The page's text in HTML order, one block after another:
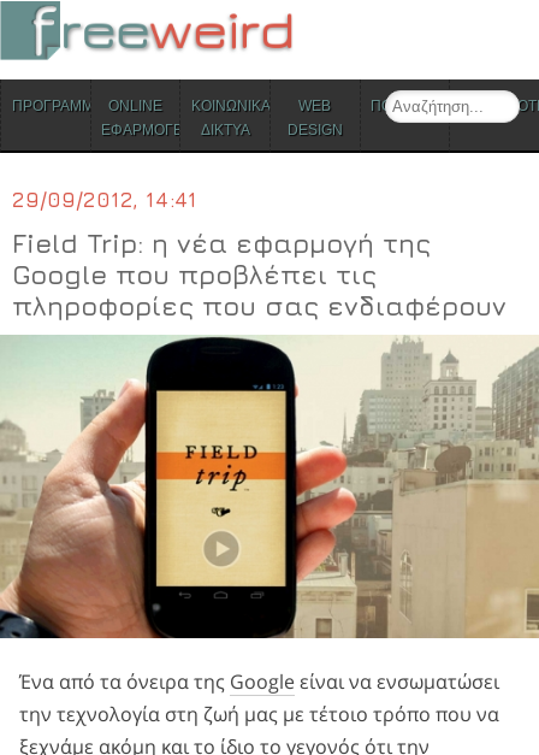
Search
Skip to content
ΠΡΟΓΡΑΜΜΑΤΑONLINE
ΕΦΑΡΜΟΓΕΣ
ΚΟΙΝΩΝΙΚΑ
ΔΙΚΤΥΑ
WEB
DESIGN
ΠΟΛΙΤΙΣΜΟΣ
29/09/2012, 14:41
Field Trip: η νέα εφαρμογή της
Google που προβλέπει τις
πληροφορίες που σας ενδιαφέρουν
Ένα από τα όνειρα της Googleείναι να ενσωματώσει
την τεχνολογία στη ζωή μας με τέτοιο τρόπο που να
ξεχνάμε ακόμη και το ίδιο το γεγονός ότι την